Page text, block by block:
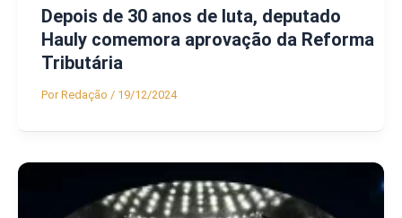
Depois de 30 anos de luta, deputado
Hauly comemora aprovação da Reforma
Tributária
PorRedação / 19/12/2024